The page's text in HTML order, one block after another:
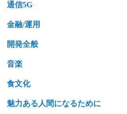
通信5G
金融/運用
開発全般
音楽
食文化
魅力ある人間になるために